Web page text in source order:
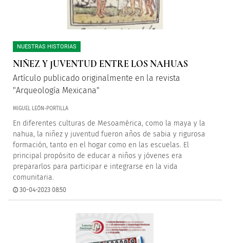
NUESTRAS HISTORIAS
NIÑEZ Y JUVENTUD ENTRE LOS NAHUAS
Artículo publicado originalmente en la revista
"Arqueología Mexicana"
MIGUEL LEÓN-PORTILLA
En diferentes culturas de Mesoamérica, como la maya y la
nahua, la niñez y juventud fueron años de sabia y rigurosa
formación, tanto en el hogar como en las escuelas. El
principal propósito de educar a niños y jóvenes era
prepararlos para participar e integrarse en la vida
comunitaria.
30-04-2023 08:50